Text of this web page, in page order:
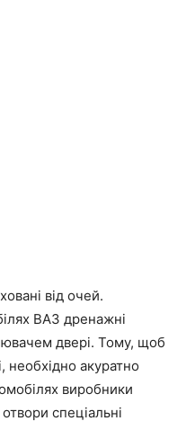
від очей.
ВАЗ дренажні
двері. Тому, щоб
необхідно акуратно
виробники
спеціальні